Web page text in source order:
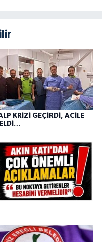
KRİZİ GEÇİRDİ, ACİLE